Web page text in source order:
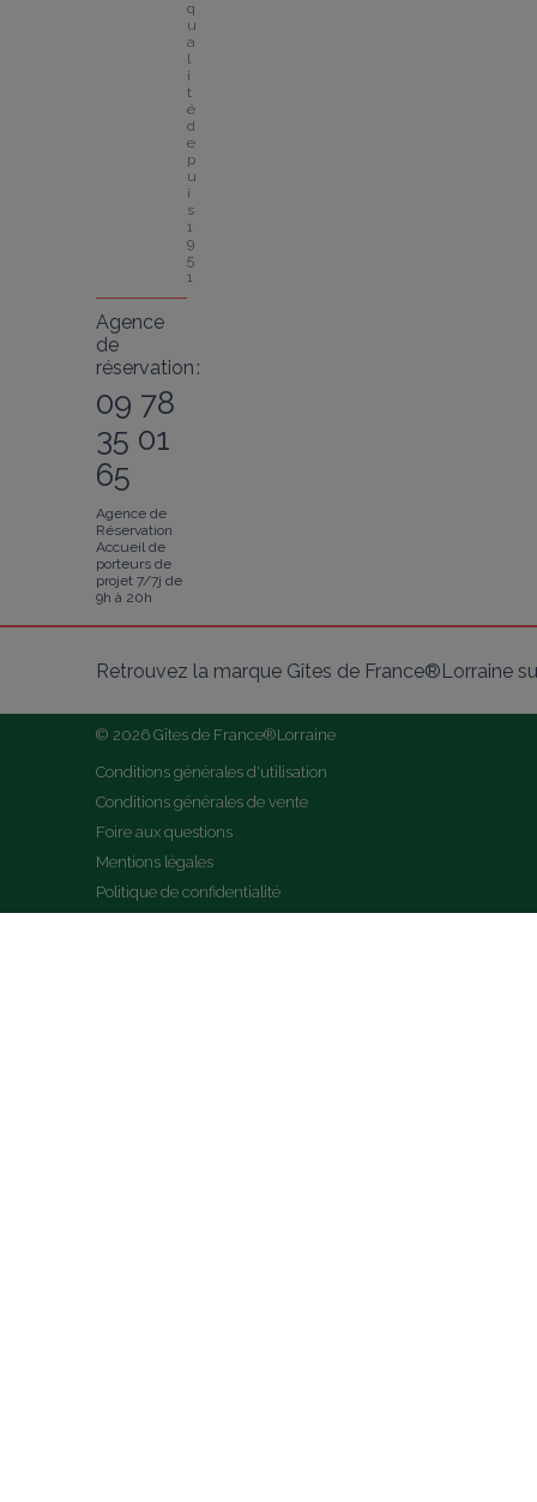
q
u
a
l
i
t
é
d
e
p
u
i
s
1
9
5
1
Agence
de
réservation :
09 78
35 01
65
Agence de
Réservation
Accueil de
porteurs de
projet 7/7j de
9h à 20h
Retrouvez la marque Gîtes de France®Lorraine
© 2026 Gîtes de France®Lorraine
Conditions générales d'utilisation
Conditions générales de vente
Foire aux questions
Mentions légales
Politique de confidentialité